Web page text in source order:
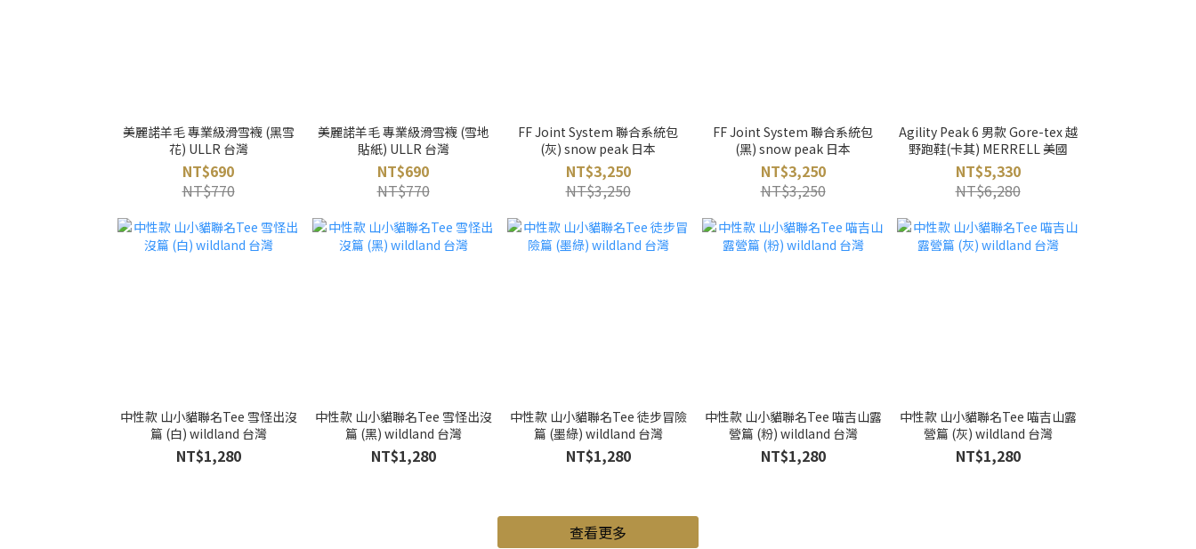
美麗諾羊毛 專業級滑雪襪 (黑雪
花) ULLR 台灣
NT$690
NT$770
美麗諾羊毛 專業級滑雪襪 (雪地
貼紙) ULLR 台灣
NT$690
NT$770
FF Joint System 聯合系統包
(灰) snow peak 日本
NT$3,250
NT$3,250
FF Joint System 聯合系統包
(黑) snow peak 日本
NT$3,250
NT$3,250
Agility Peak 6 男款 Gore-tex 越
野跑鞋(卡其) MERRELL 美國
NT$5,330
NT$6,280
中性款 山小貓聯名Tee 雪怪出沒
篇 (白) wildland 台灣
NT$1,280
中性款 山小貓聯名Tee 雪怪出沒
篇 (黑) wildland 台灣
NT$1,280
中性款 山小貓聯名Tee 徒步冒險
篇 (墨綠) wildland 台灣
NT$1,280
中性款 山小貓聯名Tee 喵吉山露
營篇 (粉) wildland 台灣
NT$1,280
中性款 山小貓聯名Tee 喵吉山露
營篇 (灰) wildland 台灣
NT$1,280
查看更多